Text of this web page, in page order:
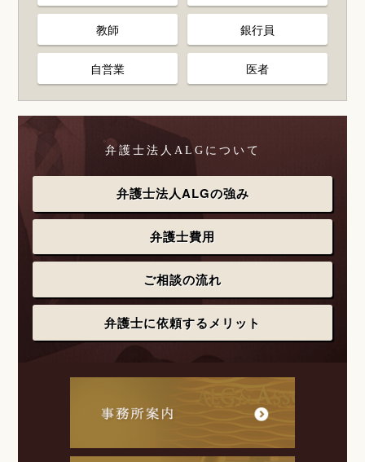
教師 銀行員
自営業 医者
弁護士法人ALGについて
弁護士法人ALGの強み
弁護士費用
ご相談の流れ
弁護士に依頼するメリット